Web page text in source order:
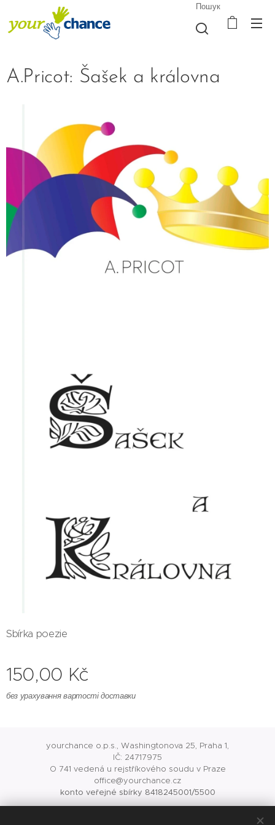
Пошук
A.Pricot: Šašek a královna
Sbírka poezie
150,00 Kč
без урахування вартості доставки
yourchance o.p.s., Washingtonova 25, Praha 1,
IČ: 24717975
O 741 vedená u rejstříkového soudu v Praze
office@yourchance.cz
konto veřejné sbírky 8418245001/5500